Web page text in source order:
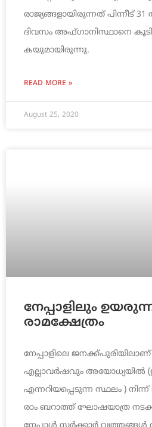
രാ​ജ്യ​ങ്ങ​ളാ​യി​രു​ന്ന​ത്​
ദി​വ​സം അ​ഫ്​​ഗാ​നി​സ്ഥാ​നെ കൂ​ടി
ക​യു​മാ​യി​രു​ന്നു.
READ MORE »
August 25, 2020
നേപ്പാളിലും
രാമക്ഷേത്രം
നേപ്പാളിലെ
എല്ലാവര്‍ഷവും അയോധ്യയില്‍
എന്നറിയപ്പെടുന്ന സ്ഥലം )
രാം ബറാത്ത് ഘോഷയാത്ര